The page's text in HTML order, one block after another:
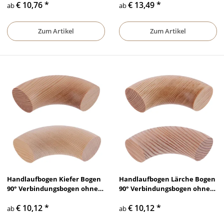
unbehandelt, Ø 35 mm - Ø 50
ab€ 10,76*
Zum Artikel
unbehandelt, Ø 35 mm - Ø 50
ab€ 13,49*
Zum Artikel
Handlaufbogen Kiefer Bogen
90° Verbindungsbogen ohne
unbehandelt, Ø 35 mm - Ø 50
ab€ 10,12*
Handlaufbogen Lärche Bogen
90° Verbindungsbogen ohne
unbehandelt, Ø 35 mm - Ø 50
ab€ 10,12*